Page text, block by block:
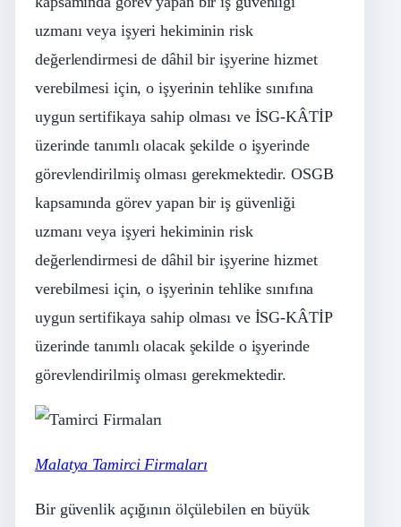
uzmanı veya işyeri hekiminin risk
değerlendirmesi de dâhil bir işyerine hizmet
verebilmesi için, o işyerinin tehlike sınıfına
uygun sertifikaya sahip olması ve İSG-KÂTİP
üzerinde tanımlı olacak şekilde o işyerinde
görevlendirilmiş olması gerekmektedir. OSGB
kapsamında görev yapan bir iş güvenliği
uzmanı veya işyeri hekiminin risk
değerlendirmesi de dâhil bir işyerine hizmet
verebilmesi için, o işyerinin tehlike sınıfına
uygun sertifikaya sahip olması ve İSG-KÂTİP
üzerinde tanımlı olacak şekilde o işyerinde
görevlendirilmiş olması gerekmektedir.
Malatya Tamirci Firmaları
Bir güvenlik açığının ölçülebilen en büyük